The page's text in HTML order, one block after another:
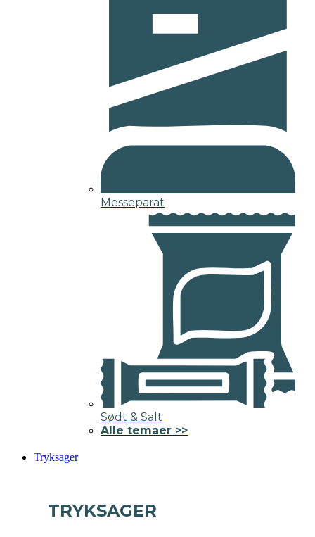
Messeparat
Sødt & Salt
Alle temaer >>
Tryksager
TRYKSAGER